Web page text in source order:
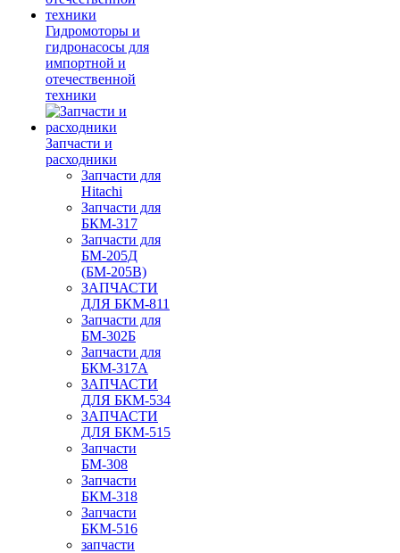
Гидромоторы и
гидронасосы для
импортной и
отечественной
техники
Запчасти и
расходники
Запчасти для
Hitachi
Запчасти для
БКМ-317
Запчасти для
БМ-205Д
(БМ-205В)
ЗАПЧАСТИ
ДЛЯ БКМ-811
Запчасти для
БМ-302Б
Запчасти для
БКМ-317А
ЗАПЧАСТИ
ДЛЯ БКМ-534
ЗАПЧАСТИ
ДЛЯ БКМ-515
Запчасти
БМ-308
Запчасти
БКМ-318
Запчасти
БКМ-516
запчасти